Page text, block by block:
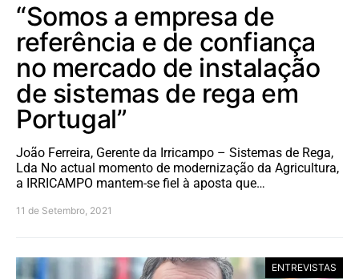
“Somos a empresa de
referência e de confiança
no mercado de instalação
de sistemas de rega em
Portugal”
João Ferreira, Gerente da Irricampo – Sistemas de Rega,
Lda No actual momento de modernização da Agricultura,
a IRRICAMPO mantem-se fiel à aposta que…
11 de Setembro, 2021
ENTREVISTAS